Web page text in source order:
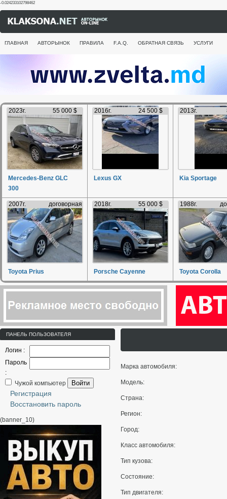
-0.024233102798462
ГЛАВНАЯ АВТОРЫНОК ПРАВИЛА F.A.Q. ОБРАТНАЯ СВЯЗЬ УСЛУГИ
2023г. 55 000 $
Mercedes-Benz GLC
300
2016г. 24 500 $
Lexus GX
2013г.
Kia Sportage
2007г. договорная
Toyota Prius
2018г. 55 000 $
Porsche Cayenne
1988г.
Toyota Corolla
ПАНЕЛЬ ПОЛЬЗОВАТЕЛЯ
Логин :
Пароль
:
Чужой компьютер
Войти
Регистрация
Восстановить пароль
(banner_10)
Марка автомобиля:
Модель:
Страна:
Регион:
Город:
Класс автомобиля:
Тип кузова:
Состояние:
Тип двигателя: